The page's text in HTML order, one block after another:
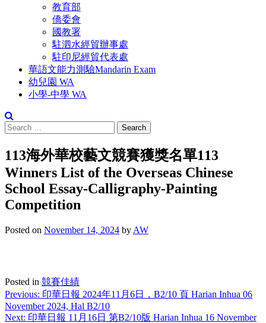
教育部
僑委會
國教署
駐泗水經貿辦事處
駐印尼經貿代表處
華語文能力測驗Mandarin Exam
幼兒園 WA
小學-中學 WA
Search
for:
113海外華校藝文競賽獲獎名單113
Winners List of the Overseas Chinese
School Essay-Calligraphy-Painting
Competition
Posted on November 14, 2024 by AW
Posted in 競賽佳績
Post
navigation
Previous: 印華日報 2024年11月6日，B2/10 頁 Harian Inhua 06
November 2024, Hal B2/10
Next: 印華日報 11月16日 第B2/10版 Harian Inhua 16 November